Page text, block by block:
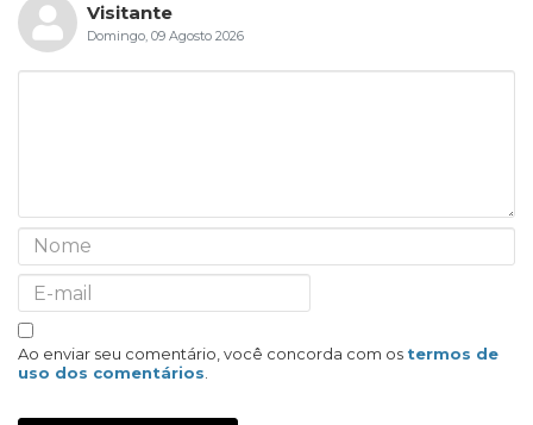
Visitante
Domingo, 09 Agosto 2026
Ao enviar seu comentário, você concorda com os termos de
uso dos comentários